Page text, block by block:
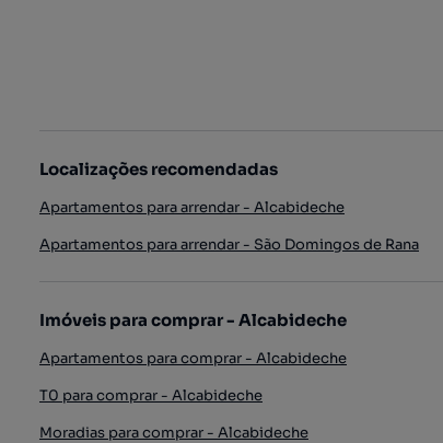
Localizações recomendadas
Apartamentos para arrendar - Alcabideche
Apartamentos para arrendar - São Domingos de Rana
Imóveis para comprar - Alcabideche
Apartamentos para comprar - Alcabideche
T0 para comprar - Alcabideche
Moradias para comprar - Alcabideche